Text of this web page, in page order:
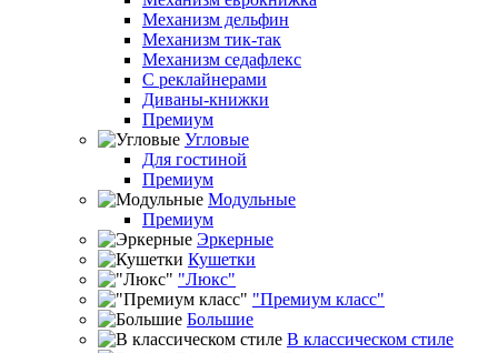
Механизм дельфин
Механизм тик-так
Механизм седафлекс
С реклайнерами
Диваны-книжки
Премиум
Угловые
Для гостиной
Премиум
Модульные
Премиум
Эркерные
Кушетки
"Люкс"
"Премиум класс"
Большие
В классическом стиле